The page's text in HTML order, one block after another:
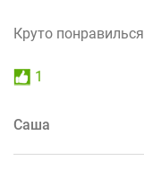
Круто понравилься
1
Саша